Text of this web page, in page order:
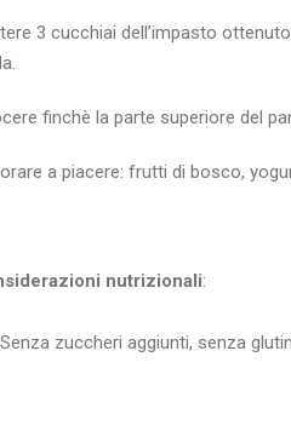
3 cucchiai dell’impasto
finchè la parte superiore del
a piacere: frutti di bosco,
nutrizionali:
Senza zuccheri aggiunti, senza